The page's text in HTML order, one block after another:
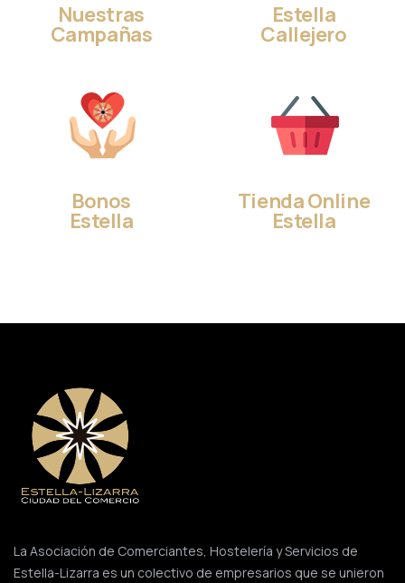
Nuestras
Campañas
Estella
Callejero
Bonos
Estella
Tienda Online
Estella
La Asociación de Comerciantes, Hostelería y Servicios de
Estella-Lizarra es un colectivo de empresarios que se unieron